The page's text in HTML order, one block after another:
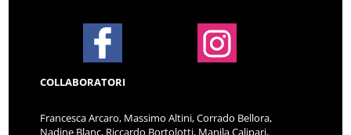
COLLABORATORI
Francesca Arcaro, Massimo Altini, Corrado Bellora,
Nadine Blanc, Riccardo Bortolotti, Manila Calipari,